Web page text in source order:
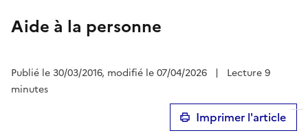
Aide à la personne
Publié le 30/03/2016, modifié le 07/04/2026 |
Lecture 9
minutes
Imprimer l'article